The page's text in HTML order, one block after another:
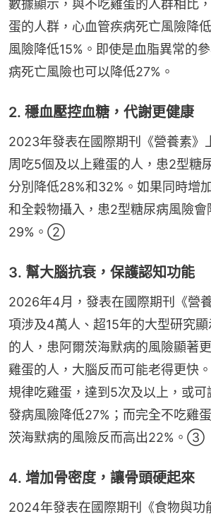
數據顯示，與不吃雞蛋的人群相比
蛋的人群，心血管疾病死亡風險降
風險降低15%。即使是血脂異常的
病死亡風險也可以降低27%。
2. 穩血壓控血糖，代謝更健康
2023年發表在國際期刊《營養素》
周吃5個及以上雞蛋的人，患2型糖
分別降低28%和32%。如果同時增
和全穀物攝入，患2型糖尿病風險會
29%。②
3. 幫大腦抗衰，保護認知功能
2026年4月，發表在國際期刊《營
項涉及4萬人、超15年的大型研究
的人，患阿爾茨海默病的風險顯著
雞蛋的人，大腦反而可能老得更快
規律吃雞蛋，達到5次及以上，或
發病風險降低27%；而完全不吃雞
茨海默病的風險反而高出22%。③
4. 增加骨密度，讓骨頭硬起來
2024年發表在國際期刊《食物與功